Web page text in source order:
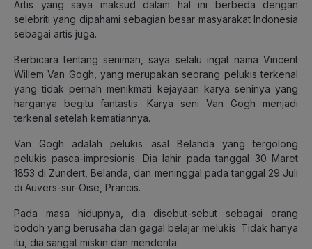
Artis yang saya maksud dalam hal ini berbeda dengan
selebriti yang dipahami sebagian besar masyarakat Indonesia
sebagai artis juga.
Berbicara tentang seniman, saya selalu ingat nama Vincent
Willem Van Gogh, yang merupakan seorang pelukis terkenal
yang tidak pernah menikmati kejayaan karya seninya yang
harganya begitu fantastis. Karya seni Van Gogh menjadi
terkenal setelah kematiannya.
Van Gogh adalah pelukis asal Belanda yang tergolong
pelukis pasca-impresionis. Dia lahir pada tanggal 30 Maret
1853 di Zundert, Belanda, dan meninggal pada tanggal 29 Juli
di Auvers-sur-Oise, Prancis.
Pada masa hidupnya, dia disebut-sebut sebagai orang
bodoh yang berusaha dan gagal belajar melukis. Tidak hanya
itu, dia sangat miskin dan menderita.